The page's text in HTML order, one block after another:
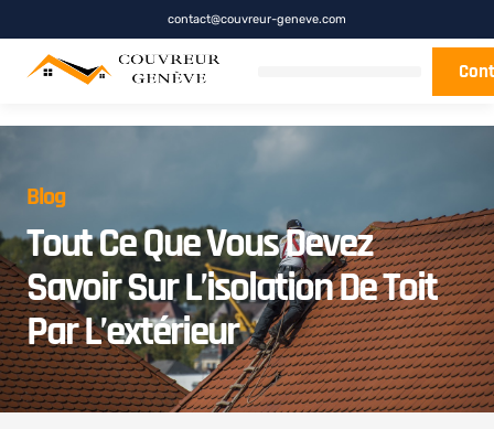
contact@couvreur-geneve.com
Blog
Tout Ce Que Vous Devez
Savoir Sur L’isolation De Toit
Par L’extérieur